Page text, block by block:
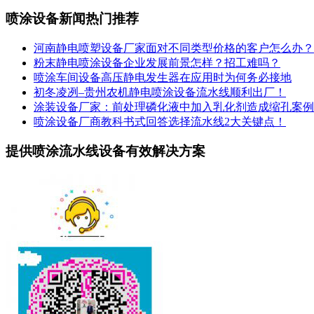
喷涂设备新闻热门推荐
河南静电喷塑设备厂家面对不同类型价格的客户怎么办？
粉末静电喷涂设备企业发展前景怎样？招工难吗？
喷涂车间设备高压静电发生器在应用时为何务必接地
初冬凌冽–贵州农机静电喷涂设备流水线顺利出厂！
涂装设备厂家：前处理磷化液中加入乳化剂造成缩孔案例
喷涂设备厂商教科书式回答选择流水线2大关键点！
提供喷涂流水线设备有效解决方案